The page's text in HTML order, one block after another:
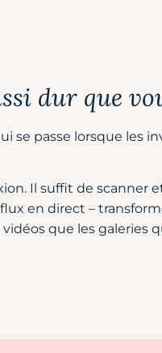
dur que
se passe lorsque les
Il suffit de scanner
en direct –
que les galeries